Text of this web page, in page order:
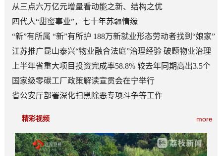
从三点六万亿元增量看动能之新、结构之优
四代人“甜蜜事业”，七十年苏疆情缘
“新”有所属 “新”有所护 188万新就业形态劳动者找到“娘家”
江苏推广昆山泰兴“物业融合法庭”治理经验 破题物业治理
“老大难”
上半年省重大项目投资完成率58.8% 较去年同期高出3.5个
百分点
国家级零碳工厂政策解读宣贯会在宁举行
省公安厅部署深化扫黑除恶专项斗争等工作
more
精彩视频